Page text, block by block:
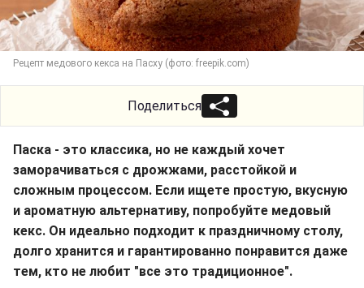
Рецепт медового кекса на Пасху (фото: freepik.com)
Поделиться
Паска - это классика, но не каждый хочет
заморачиваться с дрожжами, расстойкой и
сложным процессом. Если ищете простую, вкусную
и ароматную альтернативу, попробуйте медовый
кекс. Он идеально подходит к праздничному столу,
долго хранится и гарантированно понравится даже
тем, кто не любит "все это традиционное".